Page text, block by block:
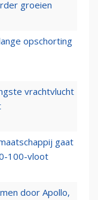
groeien
opschorting
vrachtvlucht
gaat
100-vloot
door Apollo,